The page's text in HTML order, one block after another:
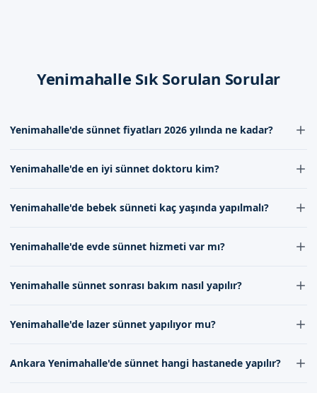
Yenimahalle Sık Sorulan Sorular
Yenimahalle'de sünnet fiyatları 2026 yılında ne kadar?
uzmanlığa göre değişmektedir. Ekibimiz ile iletişime
Yenimahalle'de en iyi sünnet doktoru kim?
operasyonunda uzmanlaşmış ve yüksek başarı oranına
formumuz aracılığıyla görüşebilirsiniz.
Yenimahalle'de bebek sünneti kaç yaşında yapılmalı?
aralığında yapılmaktadır. Ancak bu süre uzman
Yenimahalle'de evde sünnet hizmeti var mı?
Ekibimiz hijyenik ve steril koşullarda evde sünnet
Yenimahalle sünnet sonrası bakım nasıl yapılır?
kadromuzun talimatlarına uygun olarak yapıldığında
uyarak sünnet后的 bakımınızı gerçekleştirebilirsiniz.
Yenimahalle'de lazer sünnet yapılıyor mu?
sünnet, geleneksel sünnet yöntemlerine göre daha az
Ankara Yenimahalle'de sünnet hangi hastanede yapılır?